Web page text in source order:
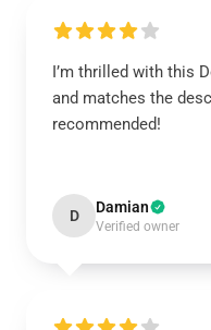
I’m thrilled with this
and matches the
recommended!
D Damian
Verified owner